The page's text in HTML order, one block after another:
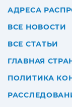
АДРЕСА
ВСЕ НОВОСТИ
ВСЕ СТАТЬИ
ГЛАВНАЯ
ПОЛИТИКА